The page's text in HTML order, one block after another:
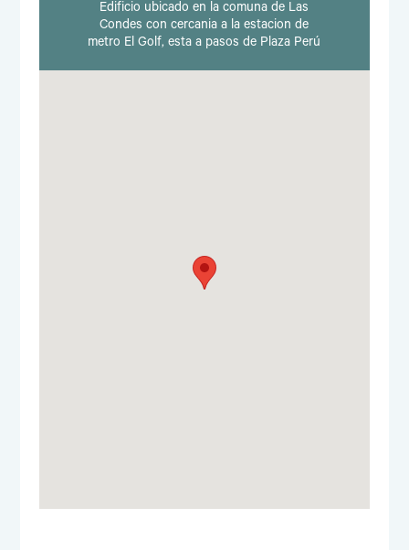
Edificio ubicado en la comuna de Las
Condes con cercania a la estacion de
metro El Golf, esta a pasos de Plaza Perú